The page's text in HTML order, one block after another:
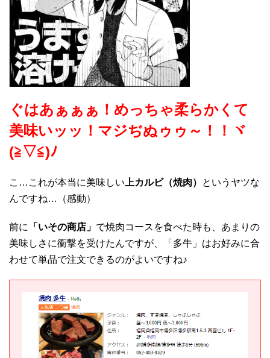
ぐはあぁぁぁ！めっちゃ柔らかくて
美味いッッ！マジぢぬゥゥ～！！ヾ
(≧▽≦)ﾉ
こ…これが本当に美味しい 上カルビ（焼肉）
というヤツな
んですね…（感動）
前に 「いその商店」 で焼肉コースを食べた時も、あまりの
美味しさに衝撃を受けたんですが、「多牛」はお好みに合
わせて単品で注文できるのがよいですね♪